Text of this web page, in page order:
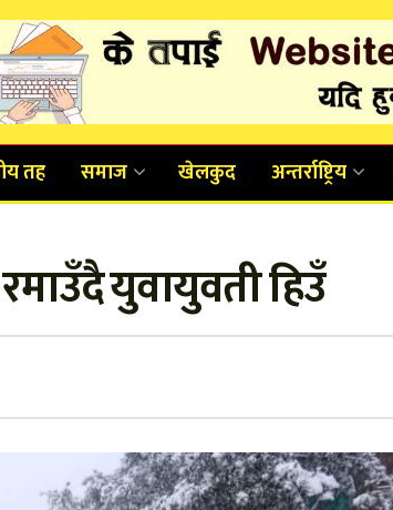
तह समाज खेलकुद अन्तर्राष्ट्रिय
रमाउँदै युवायुवती हिउँ